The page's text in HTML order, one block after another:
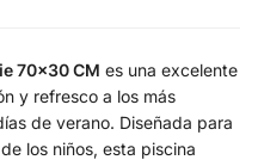
70×30 CM es una excelente
y refresco a los más
de verano. Diseñada para
los niños, esta piscina